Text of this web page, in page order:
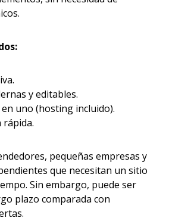
y editables.
uno (hosting incluido).
pequeñas empresas y
que necesitan un sitio
Sin embargo, puede ser
plazo comparada con